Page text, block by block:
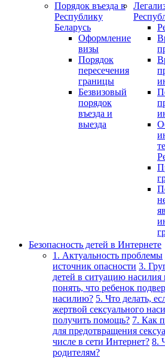
Порядок въезда в
Республику
Беларусь
Оформление
визы
Порядок
пересечения
границы
Безвизовый
порядок
въезда и
выезда
Безопасность детей в Интернете
1. Актуальность проблемы
источник опасности 3.
детей в ситуацию насилия
понять, что ребенок
насилию? 5. Что делать,
жертвой сексуального
получить помощь? 7. Как
для предотвращения
числе в сети Интернет? 8.
родителям?